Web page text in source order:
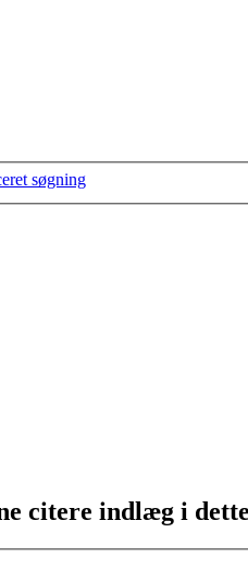
søgning
citere indlæg i